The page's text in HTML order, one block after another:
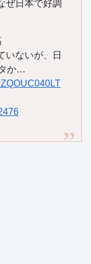
ぜ日本で好調
いないが、日
か…